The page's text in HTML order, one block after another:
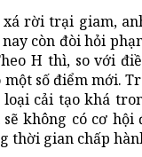
rời trại giam,
còn đòi hỏi
H thì, so với
số điểm mới.
cải tạo khá
không có cơ
gian chấp